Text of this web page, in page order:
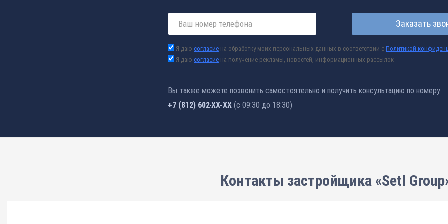
Заказать
Я даю согласие на обработку моих персональных данных в соответствии с Политикой
Я даю согласие на получение рекламы, новостей, информационных рассылок
Вы также можете позвонить самостоятельно и получить консультацию по номеру
+7 (812) 602-44-77 (с 09:30 до 18:30)
Контакты застройщика «Setl